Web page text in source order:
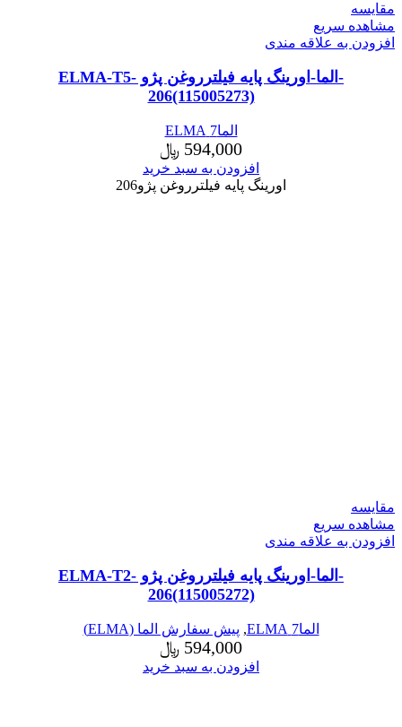
مقایسه
مشاهده سریع
افزودن به علاقه مندی
-الما-اورینگ پایه فیلترروغن پژو ELMA-T5-
206(115005273)
الما7 ELMA
594,000 ﷼
افزودن به سبد خرید
اورینگ پایه فیلترروغن پژو206
مقایسه
مشاهده سریع
افزودن به علاقه مندی
-الما-اورینگ پایه فیلترروغن پژو ELMA-T2-
206(115005272)
الما7 ELMA , پیش سفارش الما (ELMA)
594,000 ﷼
افزودن به سبد خرید